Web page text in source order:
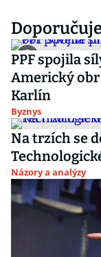
PPF spojila
Americký obr
Karlín
Byznys
Na trzích se
Názory a analýzy